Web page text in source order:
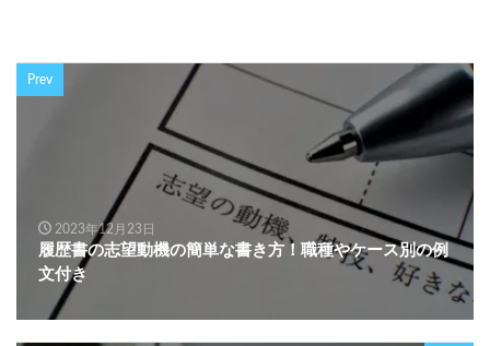
Prev
2023年12月23日
履歴書の志望動機の簡単な書き方！職種やケース別の例
文付き